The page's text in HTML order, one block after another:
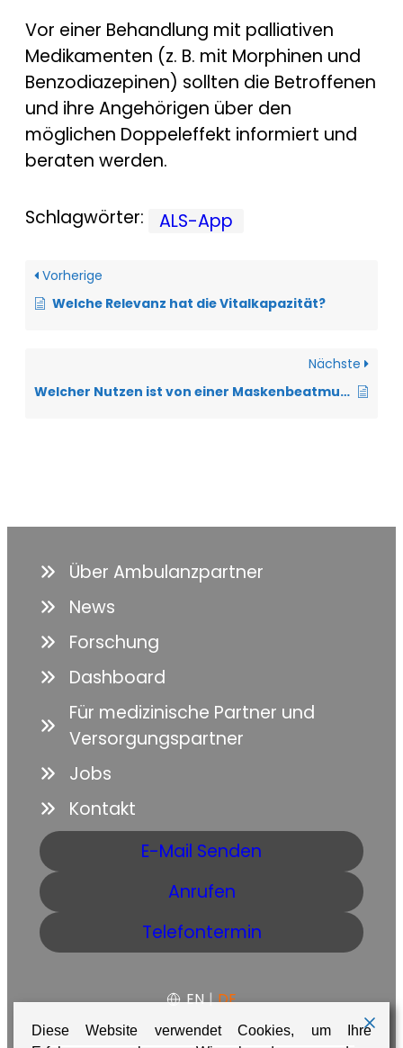
Vor einer Behandlung mit palliativen
Medikamenten (z. B. mit Morphinen und
Benzodiazepinen) sollten die Betroffenen
und ihre Angehörigen über den
möglichen Doppeleffekt informiert und
beraten werden.
Schlagwörter: ALS-App
Vorherige
Welche Relevanz hat die Vitalkapazität?
Nächste
Welcher Nutzen ist von einer Maskenbeatmung bei der ALS zu erwarten?
Über Ambulanzpartner
News
Forschung
Dashboard
Für medizinische Partner und
Versorgungspartner
Jobs
Kontakt
E-Mail Senden
Anrufen
Telefontermin
EN | DE
Diese Website verwendet Cookies, um Ihre